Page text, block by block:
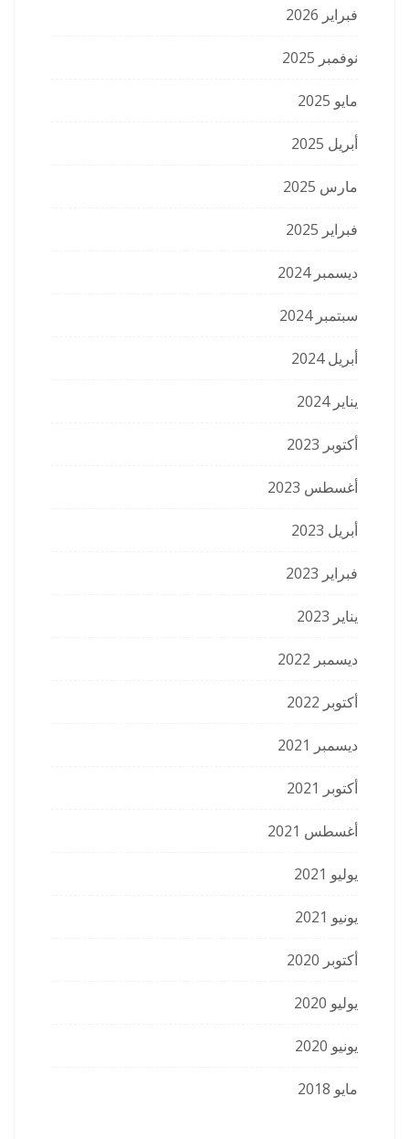
فبراير 2026
نوفمبر 2025
مايو 2025
أبريل 2025
مارس 2025
فبراير 2025
ديسمبر 2024
سبتمبر 2024
أبريل 2024
يناير 2024
أكتوبر 2023
أغسطس 2023
أبريل 2023
فبراير 2023
يناير 2023
ديسمبر 2022
أكتوبر 2022
ديسمبر 2021
أكتوبر 2021
أغسطس 2021
يوليو 2021
يونيو 2021
أكتوبر 2020
يوليو 2020
يونيو 2020
مايو 2018